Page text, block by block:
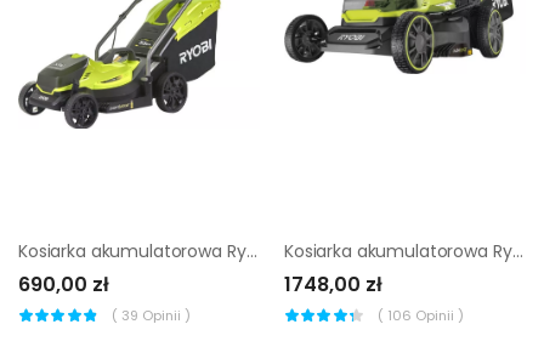
Kosiarka akumulatorowa Ryobi OLM1833B ▷
690,00 zł
( 39 Opinii )
Kosiarka akumulatorowa Ryobi RY18LMX40A-150 ▷
1748,00 zł
( 106 Opinii )